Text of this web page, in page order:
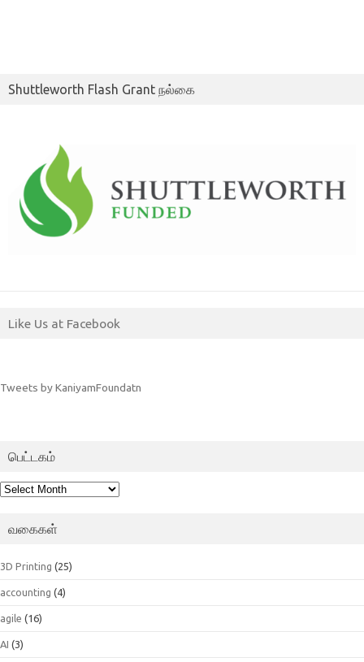
Shuttleworth Flash Grant நல்கை
Like Us at Facebook
Tweets by KaniyamFoundatn
பெட்டகம்
பெட்டகம்
வகைகள்
3D Printing (25)
accounting (4)
agile (16)
AI (3)